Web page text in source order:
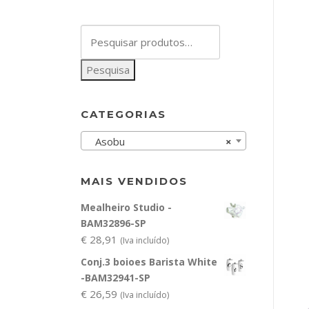
por:
Pesquisa
CATEGORIAS
×
Asobu
MAIS VENDIDOS
Mealheiro Studio -
BAM32896-SP
€ 28,91 (Iva incluído)
Conj.3 boioes Barista White
-BAM32941-SP
€ 26,59 (Iva incluído)